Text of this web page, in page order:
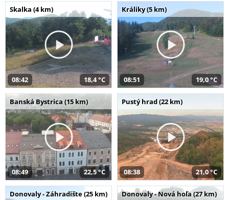
Skalka (4 km)
08:42 18,4 °C
Králiky (5 km)
08:51 19,0 °C
Banská Bystrica (15 km)
08:49 22,5 °C
Pustý hrad (22 km)
08:38 21,0 °C
Donovaly - Záhradište (25 km) Donovaly - Nová hoľa (27 km)